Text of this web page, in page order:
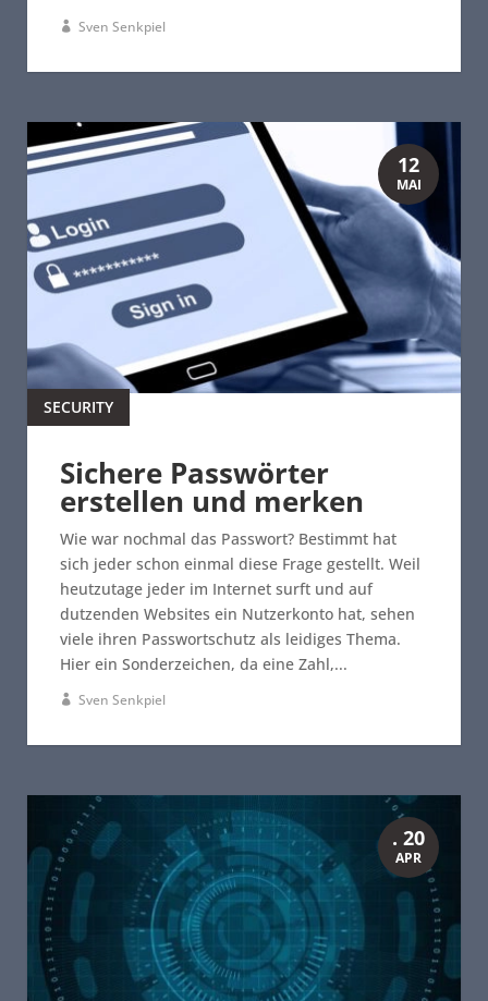
Sven Senkpiel
Sichere Passwörter
erstellen und merken
SECURITY
Wie war nochmal das Passwort? Bestimmt hat
sich jeder schon einmal diese Frage gestellt. Weil
heutzutage jeder im Internet surft und auf
dutzenden Websites ein Nutzerkonto hat, sehen
viele ihren Passwortschutz als leidiges Thema.
Hier ein Sonderzeichen, da eine Zahl,...
Sven Senkpiel
12
MAI
. 20
APR